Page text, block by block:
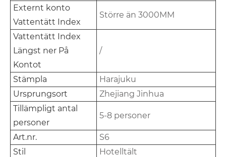
Externt konto
Vattentätt Index
Större än 3000MM
Vattentätt Index
Längst ner På
Kontot
/
Stämpla
Harajuku
Ursprungsort
Zhejiang Jinhua
Tillämpligt antal
personer
5-8 personer
Art.nr.
S6
Stil
Hotelltält